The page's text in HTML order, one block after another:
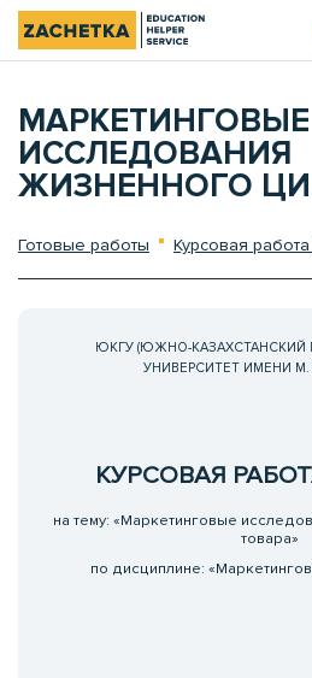
МАРКЕТИНГОВЫЕ
ИССЛЕДОВАНИЯ
ЖИЗНЕННОГО
Готовые работы Курсовая работа
ЮКГУ (ЮЖНО-КАЗАХСТАНСКИЙ
УНИВЕРСИТЕТ ИМЕНИ М.
КУРСОВАЯ
на тему: «Маркетинговые
товара»
по дисциплине: